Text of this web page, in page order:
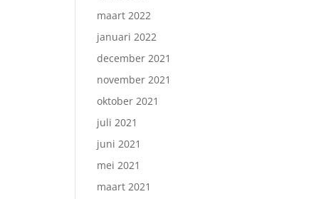
maart 2022
januari 2022
december 2021
november 2021
oktober 2021
juli 2021
juni 2021
mei 2021
maart 2021